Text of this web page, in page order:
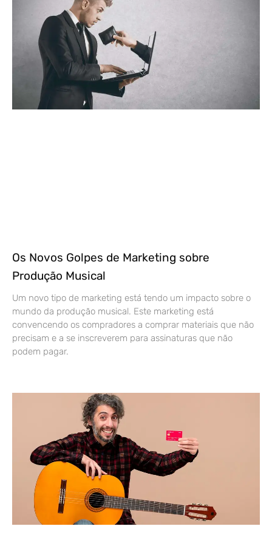
Os Novos Golpes de Marketing sobre
Produção Musical
Um novo tipo de marketing está tendo um impacto sobre o
mundo da produção musical. Este marketing está
convencendo os compradores a comprar materiais que não
precisam e a se inscreverem para assinaturas que não
podem pagar.